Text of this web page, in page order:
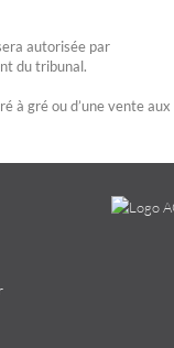
autorisée par
du tribunal.
à gré ou d’une vente aux